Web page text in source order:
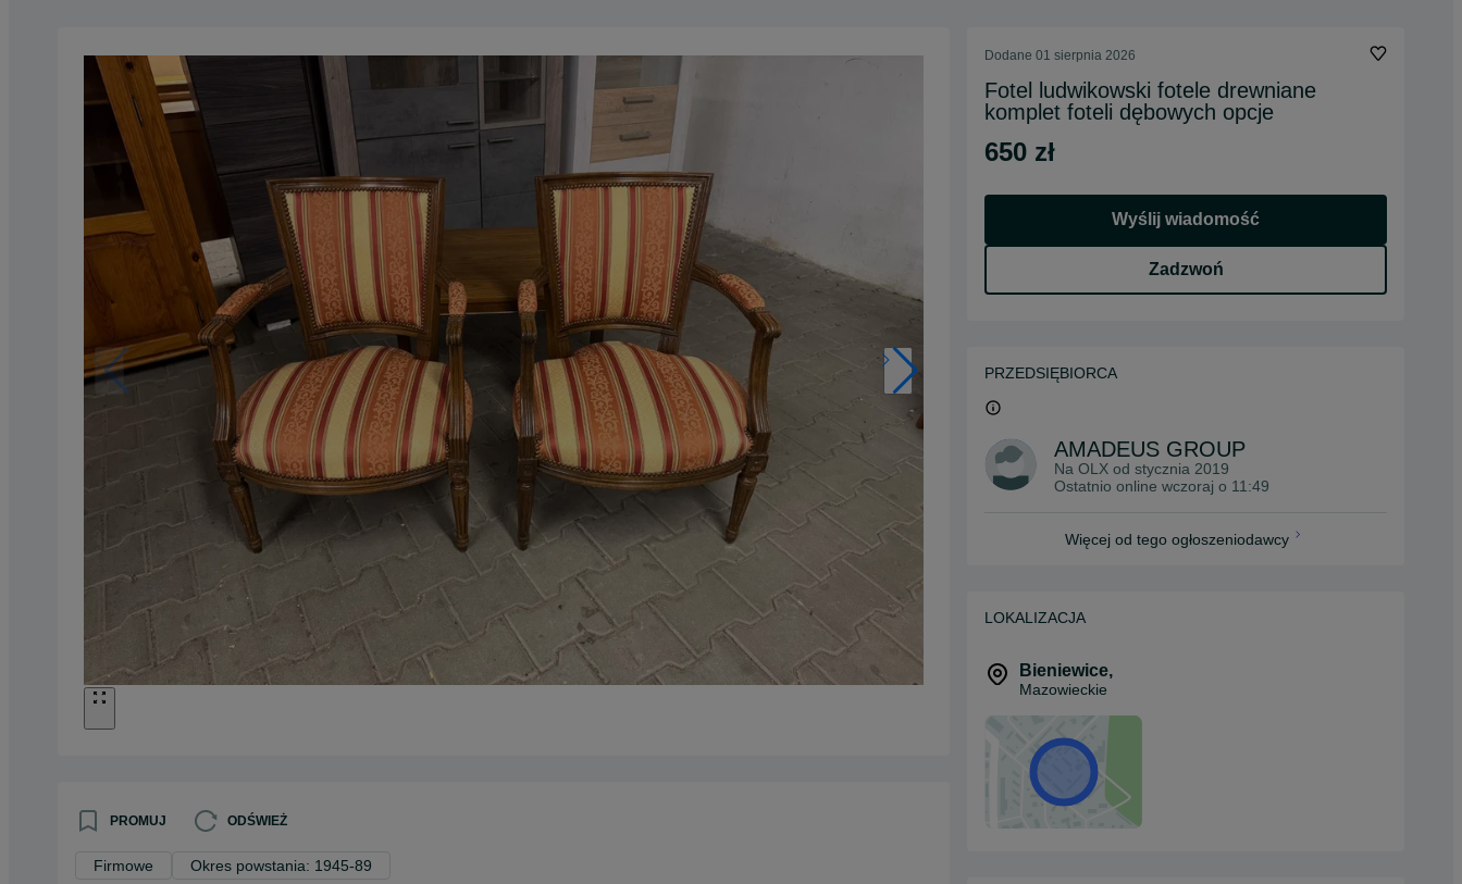
PROMUJ ODŚWIEŻ
Firmowe Okres powstania: 1945-89
Dodane 01 sierpnia 2026
Fotel ludwikowski fotele drewniane
komplet foteli dębowych opcje
650 zł
Wyślij wiadomość
Zadzwoń
PRZEDSIĘBIORCA
AMADEUS GROUP
Na OLX od stycznia 2019
Ostatnio online wczoraj o 11:49
Więcej od tego ogłoszeniodawcy
LOKALIZACJA
Bieniewice,
Mazowieckie